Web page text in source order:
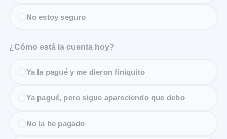
No estoy seguro
¿Cómo está la cuenta hoy?
Ya la pagué y me dieron finiquito
Ya pagué, pero sigue apareciendo que debo
No la he pagado